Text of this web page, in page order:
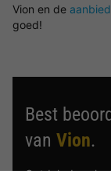
Vion en de
goed!
Best
van Vion.
Ontdek de